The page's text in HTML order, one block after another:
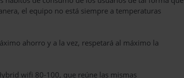
el equipo no está siempre a temperaturas
ahorro y a la vez, respetará al máximo la
wifi 80-100, que reúne las mismas